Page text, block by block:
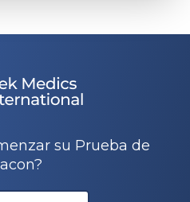
su Prueba de